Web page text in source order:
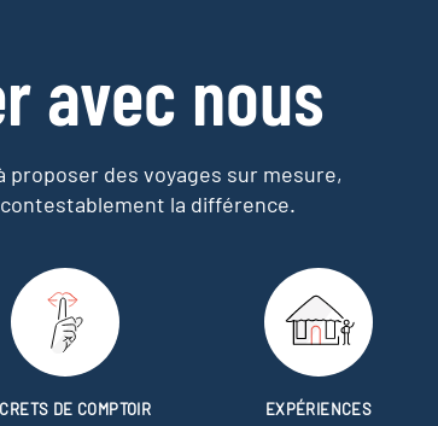
avec nous
proposer des voyages sur mesure,
la différence.
DE COMPTOIR EXPÉRIENCES